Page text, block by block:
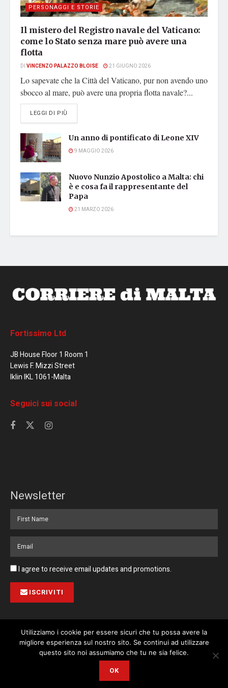
PERSONAGGI E STORIE
Il mistero del Registro navale del Vaticano:
come lo Stato senza mare può avere una
flotta
DI VINCENZO PALAZZO BLOISE 21 GIUGNO 2026
Lo sapevate che la Città del Vaticano, pur non avendo uno
sbocco al mare, può avere una propria flotta navale?...
LEGGI DI PIÙ
Un anno di pontificato di Leone XIV
9 MAGGIO 2026
Nuovo Nunzio Apostolico a Malta: chi
è e cosa fa il rappresentante del
Papa
21 MARZO 2026
Fortissimo Ltd
JB House Floor 1 Room 1
Lewis F. Mizzi Street
Iklin IKL 1061-Malta
Seguici sui social
Newsletter
I agree to receive email updates and promotions.
ISCRIVITI
Pubblicità Collabora con noi Contatto Privacy Policy
© 2023 Corriere di Malta / Fortissimo Ltd
This website uses cookies. By continuing to use this website you are
Utilizziamo i cookie per essere sicuri che tu possa avere la
migliore esperienza sul nostro sito. Se continui ad utilizzare
questo sito noi assumiamo che tu ne sia felice.
OK